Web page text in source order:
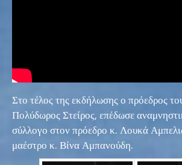
Στο τέλος της εκδήλωσης ο πρόεδρος
Πολύδωρος Στείρος, επέδωσε
σύλλογο στον πρόεδρο κ. Λουκά
μαέστρο κ. Βίνα Αμπανούδη.